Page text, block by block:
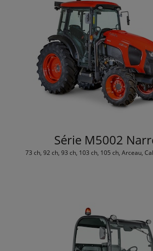
Série M5002
73 ch, 92 ch, 93 ch, 103 ch, 105 ch, Arceau,